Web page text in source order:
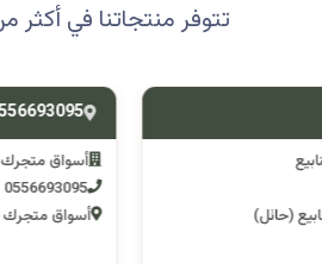
تتوفر منتجاتنا في أكثر من (16)
متجرك الأفضل
متجرك الأفضل (حائل)